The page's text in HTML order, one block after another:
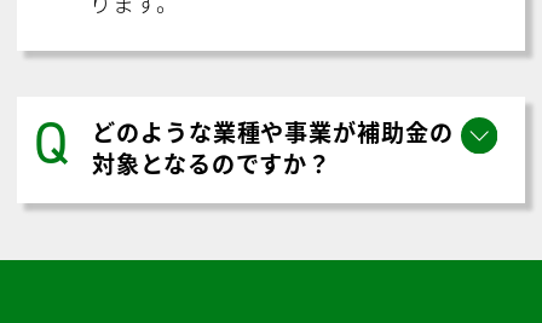
Q
どのような業種や事業が補助金の
対象となるのですか？